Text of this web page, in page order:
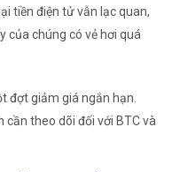
tiền điện tử vẫn lạc quan,
của chúng có vẻ hơi quá
đợt giảm giá ngắn hạn.
cần theo dõi đối với BTC và